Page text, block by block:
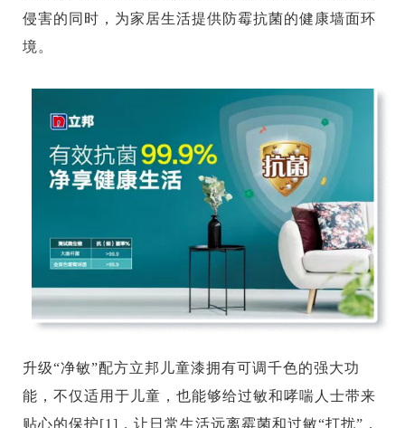
侵害的同时，为家居生活提供防霉抗菌的健康墙面环
境。
升级“净敏”配方立邦儿童漆拥有可调千色的强大功
能，不仅适用于儿童，也能够给过敏和哮喘人士带来
贴心的保护[1]，让日常生活远离霉菌和过敏“打扰”，